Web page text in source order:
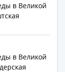
в Великой
в Великой